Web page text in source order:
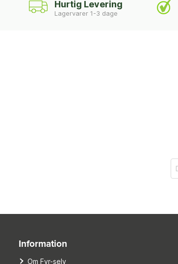
Hurtig Levering
Lagervarer 1-3 dage
Information
Om Fyr-selv